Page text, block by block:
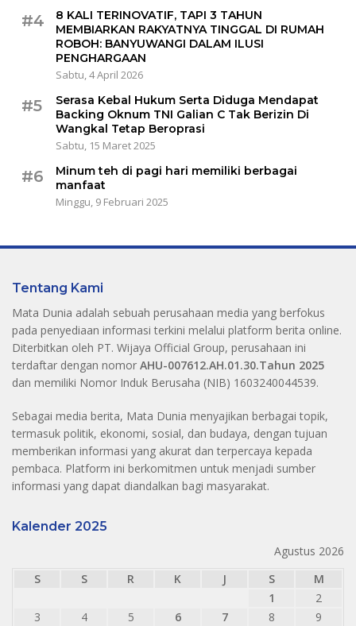
#4
8 KALI TERINOVATIF, TAPI 3 TAHUN
MEMBIARKAN RAKYATNYA TINGGAL DI RUMAH
ROBOH: BANYUWANGI DALAM ILUSI
PENGHARGAAN
Sabtu, 4 April 2026
#5
Serasa Kebal Hukum Serta Diduga Mendapat
Backing Oknum TNI Galian C Tak Berizin Di
Wangkal Tetap Beroprasi
Sabtu, 15 Maret 2025
#6
Minum teh di pagi hari memiliki berbagai
manfaat
Minggu, 9 Februari 2025
Tentang Kami
Mata Dunia adalah sebuah perusahaan media yang berfokus
pada penyediaan informasi terkini melalui platform berita online.
Diterbitkan oleh PT. Wijaya Official Group, perusahaan ini
terdaftar dengan nomor AHU-007612.AH.01.30.Tahun 2025
dan memiliki Nomor Induk Berusaha (NIB) 1603240044539.
Sebagai media berita, Mata Dunia menyajikan berbagai topik,
termasuk politik, ekonomi, sosial, dan budaya, dengan tujuan
memberikan informasi yang akurat dan terpercaya kepada
pembaca. Platform ini berkomitmen untuk menjadi sumber
informasi yang dapat diandalkan bagi masyarakat.
Kalender 2025
Agustus 2026
S
S R K J S
M
1
2
3
4 5 6 7 8 9